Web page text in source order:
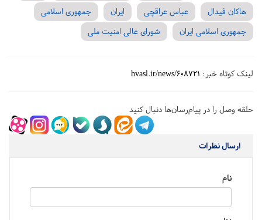
هاکان فیدال
عباس عراقچی ایران
جمهوری اسلامی
جمهوری اسلامی ایران
شورای عالی امنیت ملی
لینک کوتاه خبر: hvasl.ir/news/608721
حلقه وصل را در پیام‌رسان‌ها دنبال کنید
ارسال نظرات
نام